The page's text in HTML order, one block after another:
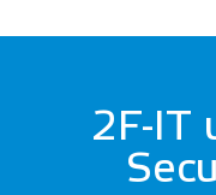
2F-IT